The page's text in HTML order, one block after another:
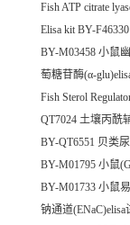
Fish ATP citrate
Elisa kit BY-F46330
BY-M03458 小鼠
萄糖苷酶(α-
Fish Sterol
QT7024 土壤丙酰
BY-QT6551 贝类
BY-M01795 小鼠
BY-M01733 小鼠
钠通道(ENaC)elisa